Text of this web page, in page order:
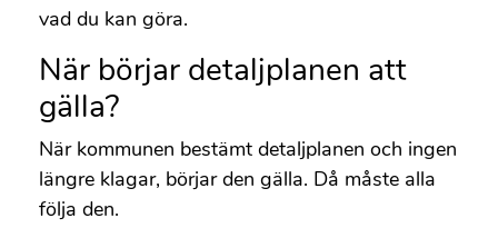
vad du kan göra.
När börjar detaljplanen att
gälla?
När kommunen bestämt detaljplanen och ingen
längre klagar, börjar den gälla. Då måste alla
följa den.